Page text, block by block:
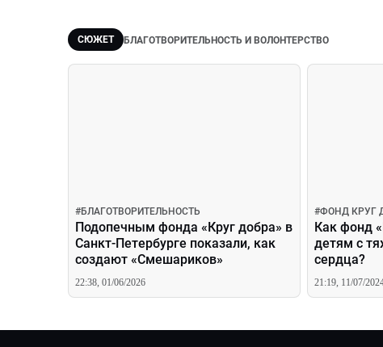
СЮЖЕТ БЛАГОТВОРИТЕЛЬНОСТЬ И ВОЛОНТЕРСТВО
#БЛАГОТВОРИТЕЛЬНОСТЬ
Подопечным фонда «Круг добра» в
Санкт-Петербурге показали, как
создают «Смешариков»
22:38, 01/06/2026
#ФОНД КРУГ
Как фонд
детям с
сердца?
21:19, 11/07/